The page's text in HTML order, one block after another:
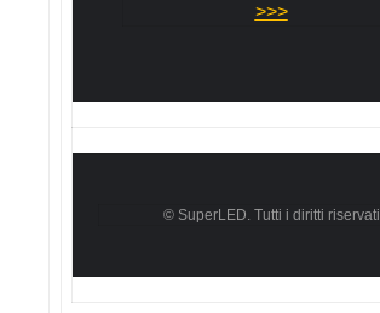
>>>
© SuperLED. Tutti i diritti riservati